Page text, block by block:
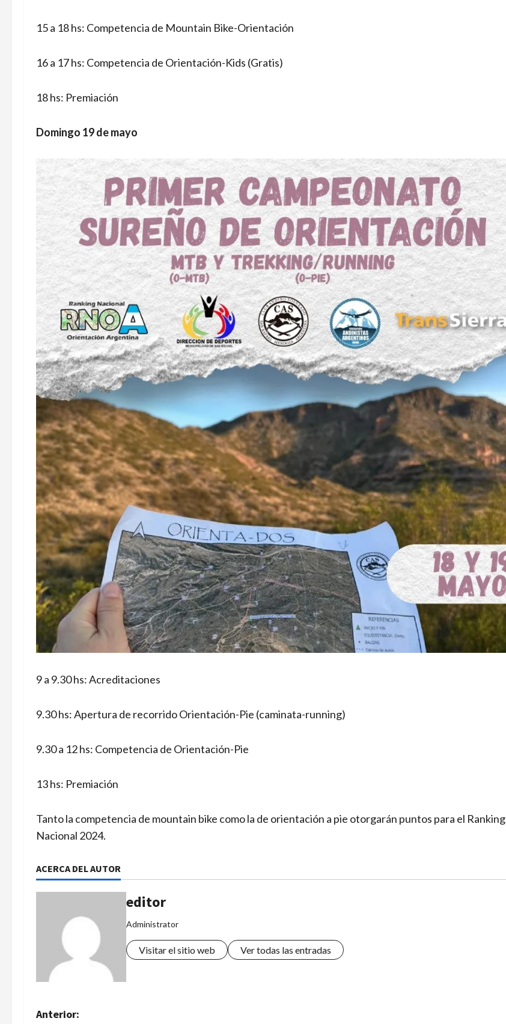
15 a 18 hs: Competencia de Mountain Bike-Orientación
16 a 17 hs: Competencia de Orientación-Kids (Gratis)
18 hs: Premiación
Domingo 19 de mayo
9 a 9.30 hs: Acreditaciones
9.30 hs: Apertura de recorrido Orientación-Pie (caminata-running)
9.30 a 12 hs: Competencia de Orientación-Pie
13 hs: Premiación
Tanto la competencia de mountain bike como la de orientación a pie otorgarán puntos para el Ranking
Nacional 2024.
ACERCA DEL AUTOR
editor
Administrator
Visitar el sitio web Ver todas las entradas
N
Anterior: